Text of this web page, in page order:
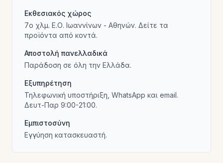
Εκθεσιακός χώρος
7ο χλμ. Ε.Ο. Ιωαννίνων - Αθηνών. Δείτε τα
προϊόντα από κοντά.
Αποστολή πανελλαδικά
Παράδοση σε όλη την Ελλάδα.
Εξυπηρέτηση
Τηλεφωνική υποστήριξη, WhatsApp και email.
Δευτ-Παρ 9:00-21:00.
Εμπιστοσύνη
Εγγύηση κατασκευαστή.